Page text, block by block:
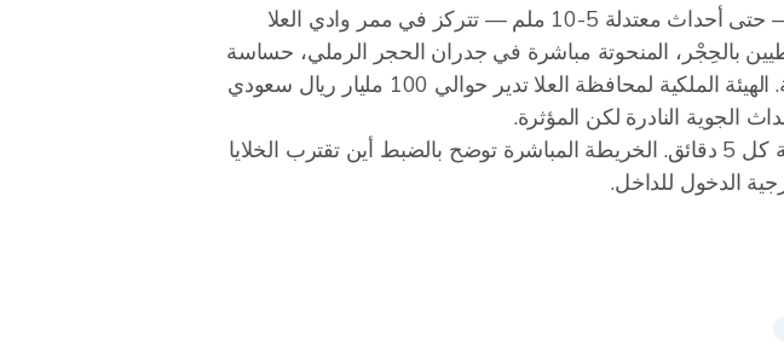
ضاريس الوادي تعمل كقمع. الهطول على الهضاب من المنحدرات المحيطة — حتى أحداث معتدلة 5-10 ملم — تتركز في ممر وادي العلا
بالحِجْر، المنحوتة مباشرة في جدران الحجر الرملي، حساسة
للأحداث المائية النادرة التي قد تسرّع تآكل الواجهات المنحوتة منذ 2000 سنة. الهيئة الملكية لمحافظة العلا تدير حوالي 100 مليار ريال سعودي
الجوية النادرة لكن المؤثرة.
RainViewer تستقطب بيانات الرادار من الشبكات الأرصادية الإقليمية، محدثة كل 5 دقائق. الخريطة المباشرة توضح بالضبط أين تقترب الخلايا
الدخول للداخل.